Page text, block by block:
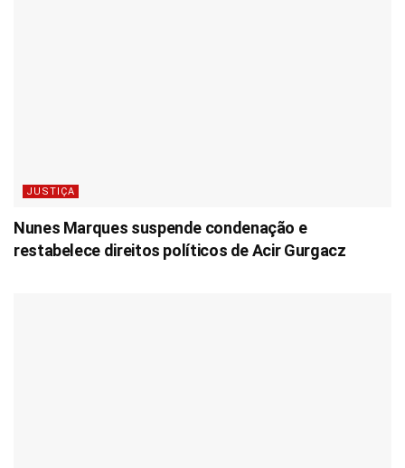
JUSTIÇA
Nunes Marques suspende condenação e
restabelece direitos políticos de Acir Gurgacz